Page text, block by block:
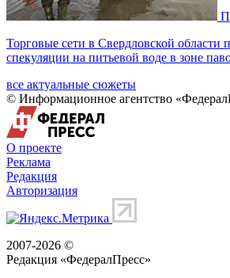
Торговые сети в Свердловской области
спекуляции на питьевой воде в зоне
все актуальные сюжеты
© Информационное агентство
О проекте
Реклама
Редакция
Авторизация
2007-2026 ©
Редакция «ФедералПресс»